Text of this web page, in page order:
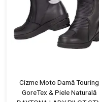
Cizme Moto Damă Touring
GoreTex & Piele Naturală